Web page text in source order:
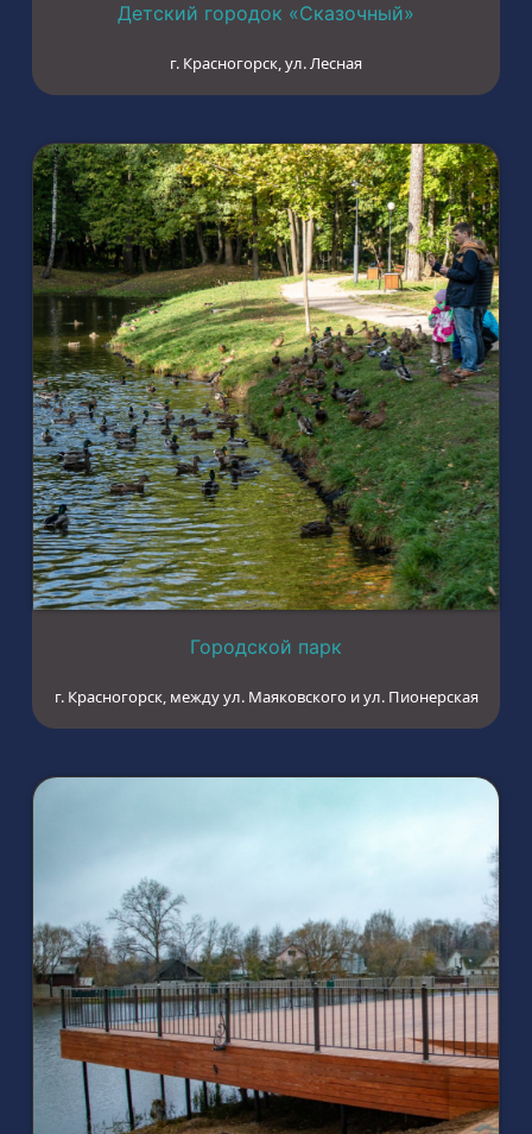
Детский городок «Сказочный»
г. Красногорск, ул. Лесная
Городской парк
г. Красногорск, между ул. Маяковского и ул. Пионерская